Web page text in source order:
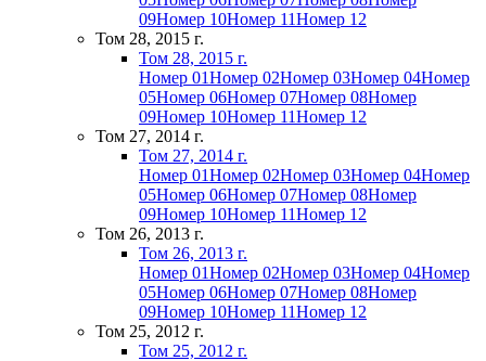
09Номер 10Номер 11Номер 12
Том 28, 2015 г.
Том 28, 2015 г.
Номер 01Номер 02Номер 03Номер 04Номер
05Номер 06Номер 07Номер 08Номер
09Номер 10Номер 11Номер 12
Том 27, 2014 г.
Том 27, 2014 г.
Номер 01Номер 02Номер 03Номер 04Номер
05Номер 06Номер 07Номер 08Номер
09Номер 10Номер 11Номер 12
Том 26, 2013 г.
Том 26, 2013 г.
Номер 01Номер 02Номер 03Номер 04Номер
05Номер 06Номер 07Номер 08Номер
09Номер 10Номер 11Номер 12
Том 25, 2012 г.
Том 25, 2012 г.